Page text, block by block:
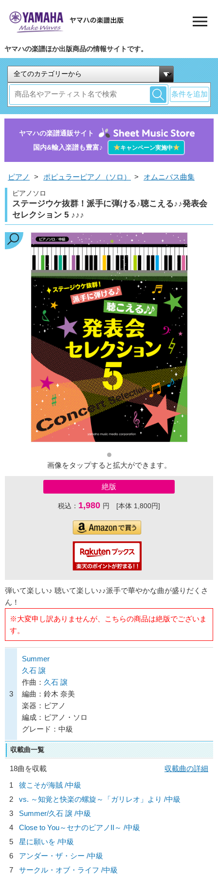
ヤマハの楽譜ほか出版商品の情報サイトです。
条件を追加
ヤマハの楽譜通販サイト
国内&輸入楽譜も豊富♪
★キャンペーン実施中★
ピアノ > ポピュラーピアノ（ソロ） > オムニバス曲集
ピアノソロ
ステージウケ抜群！派手に弾ける♪聴こえる♪♪発表会
セレクション 5 ♪♪♪
画像をタップすると拡大ができます。
絶版
税込： 1,980 円 [本体 1,800円]
弾いて楽しい♪ 聴いて楽しい♪♪派手で華やかな曲が盛りだくさ
ん！
※大変申し訳ありませんが、こちらの商品は絶版でございま
す。
3
Summer
久石 譲
作曲： 久石 譲
編曲：鈴木 奈美
楽器：ピアノ
編成：ピアノ・ソロ
グレード：中級
収載曲一覧
18曲を収載
収載曲の詳細
1
彼こそが海賊 /中級
2
vs. ～知覚と快楽の螺旋～「ガリレオ」より /中級
3
Summer/久石 譲 /中級
4
Close to You～セナのピアノII～ /中級
5
星に願いを /中級
6
アンダー・ザ・シー /中級
7
サークル・オブ・ライフ /中級